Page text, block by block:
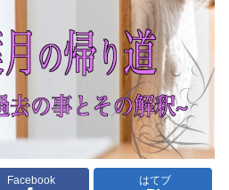
Facebook はてブ